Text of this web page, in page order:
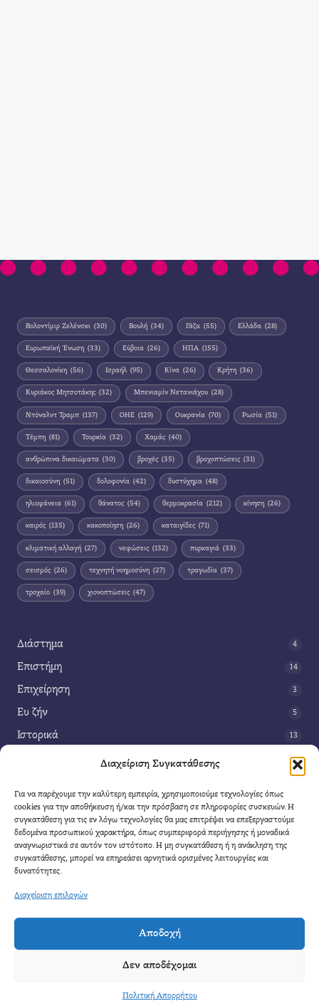
Διαχείριση Συγκατάθεσης
Για να παρέχουμε την καλύτερη εμπειρία, χρησιμοποιούμε τεχνολογίες όπως
cookies για την αποθήκευση ή/και την πρόσβαση σε πληροφορίες συσκευών. Η
συγκατάθεση για τις εν λόγω τεχνολογίες θα μας επιτρέψει να επεξεργαστούμε
δεδομένα προσωπικού χαρακτήρα, όπως συμπεριφορά περιήγησης ή μοναδικά
αναγνωριστικά σε αυτόν τον ιστότοπο. Η μη συγκατάθεση ή η ανάκληση της
συγκατάθεσης, μπορεί να επηρεάσει αρνητικά ορισμένες λειτουργίες και
δυνατότητες.
Διαχείριση επιλογών
Αποδοχή
Δεν αποδέχομαι
Πολιτική Απορρήτου
Βολοντίμιρ Ζελένσκι (30) Βουλή (34) Γάζα (55) Ελλάδα (28)
Ευρωπαϊκή Ένωση (33) Εύβοια (26) ΗΠΑ (155)
Θεσσαλονίκη (56) Ισραήλ (95) Κίνα (26) Κρήτη (36)
Κυριάκος Μητσοτάκης (32) Μπενιαμίν Νετανιάχου (28)
Ντόναλντ Τραμπ (137) ΟΗΕ (129) Ουκρανία (70) Ρωσία (51)
Τέμπη (81) Τουρκία (32) Χαμάς (40)
ανθρώπινα δικαιώματα (30) βροχές (35) βροχοπτώσεις (31)
δικαιοσύνη (51) δολοφονία (42) δυστύχημα (48)
ηλιοφάνεια (61) θάνατος (54) θερμοκρασία (212) κίνηση (26)
καιρός (135) κακοποίηση (26) καταιγίδες (71)
κλιματική αλλαγή (27) νεφώσεις (132) πυρκαγιά (33)
σεισμός (26) τεχνητή νοημοσύνη (27) τραγωδία (37)
τροχαίο (39) χιονοπτώσεις (47)
Διάστημα 4
Επιστήμη 14
Επιχείρηση 3
Ευ ζήν 5
Ιστορικά 13
42
Τέχνη 3
Τεχνολογία
Υγεία
Φαντασία
Επικοινωνία
καθαρά η πηγή.